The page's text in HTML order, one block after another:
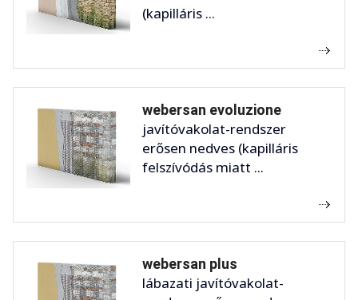
(kapilláris ...
webersan evoluzione
javítóvakolat-rendszer
erősen nedves (kapilláris
felszívódás miatt ...
webersan plus
lábazati javítóvakolat-